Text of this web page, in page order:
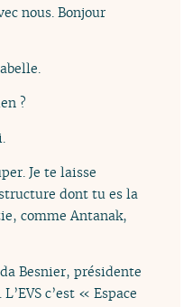
nous. Bonjour
?
Je te laisse
dont tu es la
comme Antanak,
Besnier, présidente
c’est « Espace